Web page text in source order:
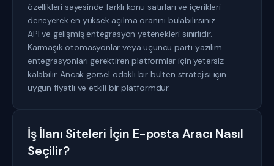
özellikleri sayesinde farklı konu satırları ve içerikleri
deneyerek en yüksek açılma oranını bulabilirsiniz.
API ve gelişmiş entegrasyon yetenekleri sınırlıdır.
Karmaşık otomasyonlar veya üçüncü parti yazılım
entegrasyonları gerektiren platformlar için yetersiz
kalabilir. Ancak görsel odaklı bir bülten stratejisi için
uygun fiyatlı ve etkili bir platformdur.
İş İlanı Siteleri İçin E-posta Aracı Nasıl
Seçilir?